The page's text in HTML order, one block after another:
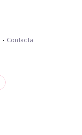
Contacta